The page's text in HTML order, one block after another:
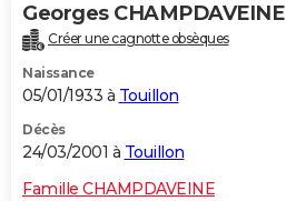
Georges CHAMPDAVEINE
Créer une cagnotte obsèques
Naissance
05/01/1933 à Touillon
Décès
24/03/2001 à Touillon
Famille CHAMPDAVEINE